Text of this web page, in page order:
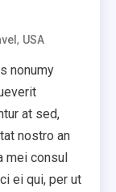
, USA
nonumy
at sed,
nostro an
mei consul
ei qui, per ut